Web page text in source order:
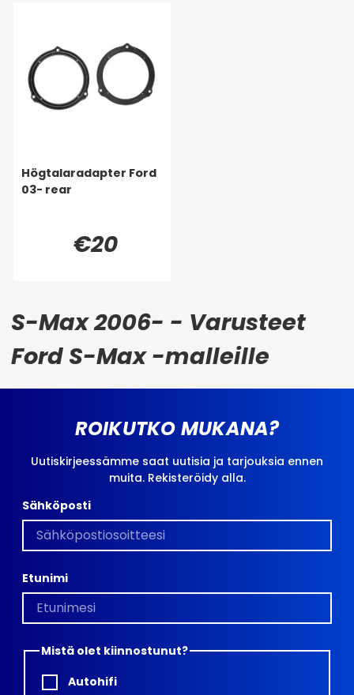
Högtalaradapter Ford
03- rear
€20
S-Max 2006- - Varusteet
Ford S-Max -malleille
ROIKUTKO MUKANA?
Uutiskirjeessämme saat uutisia ja tarjouksia ennen
muita. Rekisteröidy alla.
Sähköposti
Etunimi
Mistä olet kiinnostunut?
Autohifi